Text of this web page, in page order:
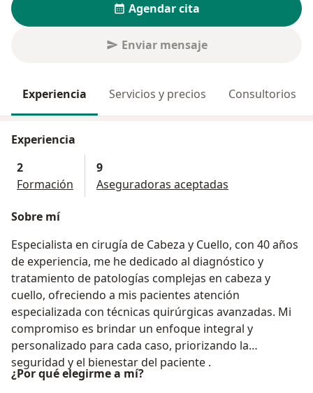
Agendar cita
Enviar mensaje
Experiencia Servicios y precios Consultorios
Experiencia
2
Formación
9
Aseguradoras aceptadas
Sobre mí
Especialista en cirugía de Cabeza y Cuello, con 40 años
de experiencia, me he dedicado al diagnóstico y
tratamiento de patologías complejas en cabeza y
cuello, ofreciendo a mis pacientes atención
especializada con técnicas quirúrgicas avanzadas. Mi
compromiso es brindar un enfoque integral y
personalizado para cada caso, priorizando la
seguridad y el bienestar del paciente .
¿Por qué elegirme a mí?